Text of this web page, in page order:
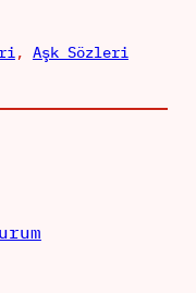
, Aşk Sözleri